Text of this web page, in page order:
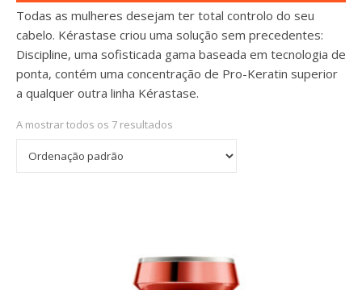
Todas as mulheres desejam ter total controlo do seu
cabelo. Kérastase criou uma solução sem precedentes:
Discipline, uma sofisticada gama baseada em tecnologia de
ponta, contém uma concentração de Pro-Keratin superior
a qualquer outra linha Kérastase.
A mostrar todos os 7 resultados